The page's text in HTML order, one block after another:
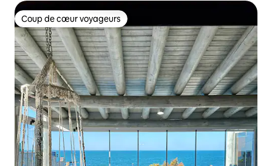
Coup de cœur voyageurs
Coup de cœur voyageurs